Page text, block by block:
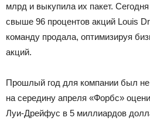
млрд и выкупила их пакет.
свыше 96 процентов акций Louis
команду продала, оптимизируя
акций.
Прошлый год для компании был
на середину апреля «Форбс»
Луи-Дрейфус в 5 миллиардов